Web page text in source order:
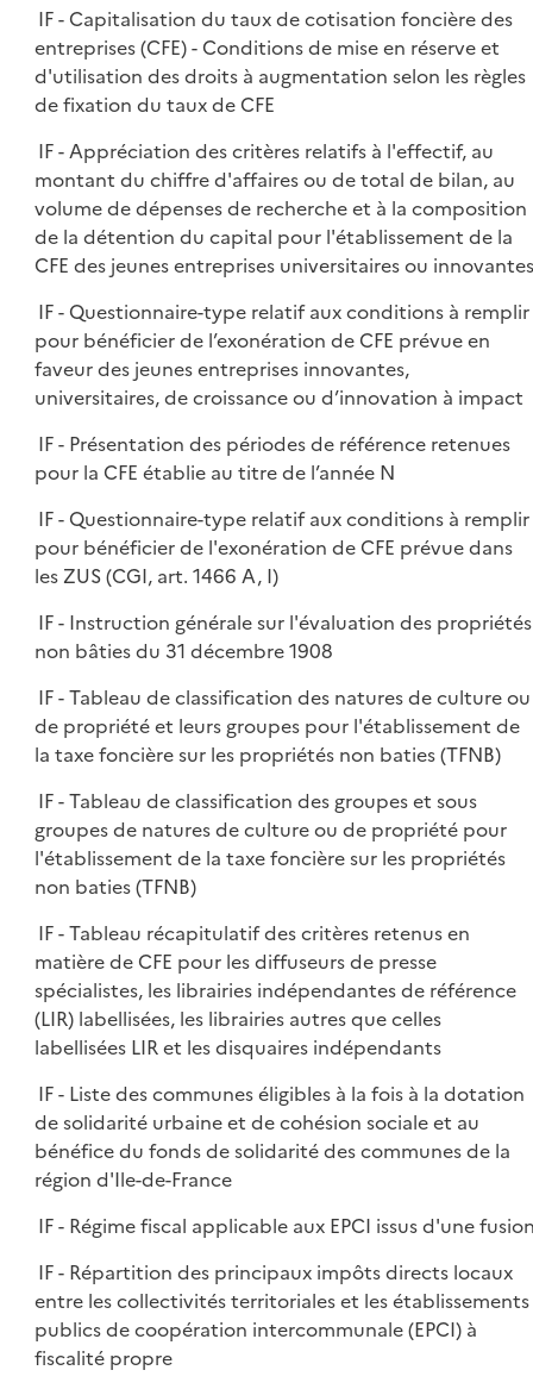
IF - Capitalisation du taux de cotisation foncière des
entreprises (CFE) - Conditions de mise en réserve et
d'utilisation des droits à augmentation selon les règles
de fixation du taux de CFE
IF - Appréciation des critères relatifs à l'effectif, au
montant du chiffre d'affaires ou de total de bilan, au
volume de dépenses de recherche et à la composition
de la détention du capital pour l'établissement de la
CFE des jeunes entreprises universitaires ou innovantes
IF - Questionnaire-type relatif aux conditions à remplir
pour bénéficier de l’exonération de CFE prévue en
faveur des jeunes entreprises innovantes,
universitaires, de croissance ou d’innovation à impact
IF - Présentation des périodes de référence retenues
pour la CFE établie au titre de l’année N
IF - Questionnaire-type relatif aux conditions à remplir
pour bénéficier de l'exonération de CFE prévue dans
les ZUS (CGI, art. 1466 A, I)
IF - Instruction générale sur l'évaluation des propriétés
non bâties du 31 décembre 1908
IF - Tableau de classification des natures de culture ou
de propriété et leurs groupes pour l'établissement de
la taxe foncière sur les propriétés non baties (TFNB)
IF - Tableau de classification des groupes et sous
groupes de natures de culture ou de propriété pour
l'établissement de la taxe foncière sur les propriétés
non baties (TFNB)
IF - Tableau récapitulatif des critères retenus en
matière de CFE pour les diffuseurs de presse
spécialistes, les librairies indépendantes de référence
(LIR) labellisées, les librairies autres que celles
labellisées LIR et les disquaires indépendants
IF - Liste des communes éligibles à la fois à la dotation
de solidarité urbaine et de cohésion sociale et au
bénéfice du fonds de solidarité des communes de la
région d'Ile-de-France
IF - Régime fiscal applicable aux EPCI issus d'une
IF - Répartition des principaux impôts directs locaux
entre les collectivités territoriales et les établissements
publics de coopération intercommunale (EPCI) à
fiscalité propre